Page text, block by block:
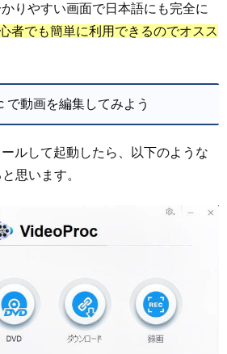
りやすい画面で日本語にも完全に
者でも簡単に利用できるのでオスス
で動画を編集してみよう
ルして起動したら、以下のような
思います。